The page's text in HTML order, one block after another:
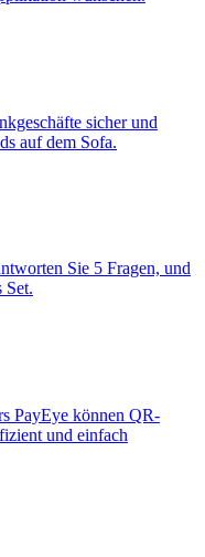
sicher und
auf dem Sofa.
Sie 5 Fragen, und
Set.
PayEye können QR-
und einfach